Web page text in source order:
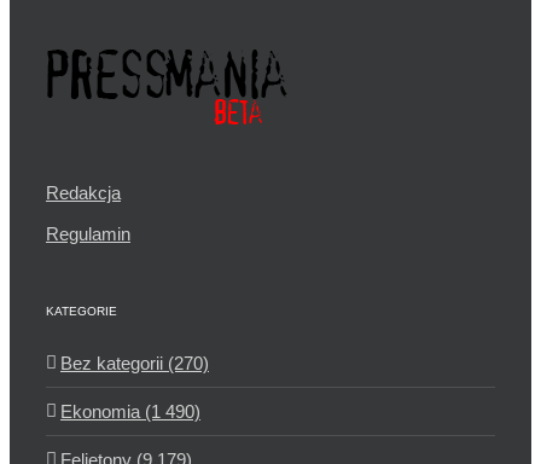
Redakcja
Regulamin
KATEGORIE
Bez kategorii (270)
Ekonomia (1 490)
Felietony (9 179)